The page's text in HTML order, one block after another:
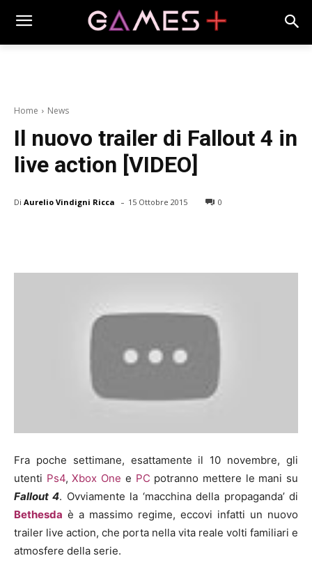
Home News
Il nuovo trailer di Fallout 4 in
live action [VIDEO]
Di Aurelio Vindigni Ricca - 15 Ottobre 2015 0
Fra poche settimane, esattamente il 10 novembre, gli
utenti Ps4,Xbox One e PC potranno mettere le mani su
Fallout 4. Ovviamente la ‘macchina della propaganda’ di
Bethesda è a massimo regime, eccovi infatti un nuovo
trailer live action, che porta nella vita reale volti familiari e
atmosfere della serie.